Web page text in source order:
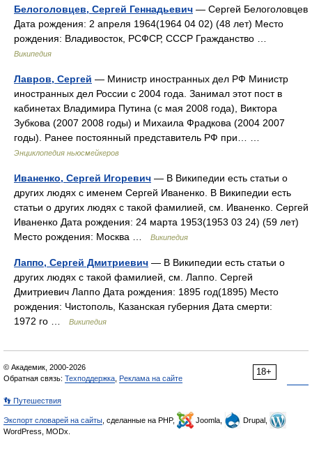
Белоголовцев, Сергей Геннадьевич — Сергей Белоголовцев
Дата рождения: 2 апреля 1964(1964 04 02) (48 лет) Место
рождения: Владивосток, РСФСР, СССР Гражданство …
Википедия
Лавров, Сергей — Министр иностранных дел РФ Министр
иностранных дел России с 2004 года. Занимал этот пост в
кабинетах Владимира Путина (с мая 2008 года), Виктора
Зубкова (2007 2008 годы) и Михаила Фрадкова (2004 2007
годы). Ранее постоянный представитель РФ при… …
Энциклопедия ньюсмейкеров
Иваненко, Сергей Игоревич — В Википедии есть статьи о
других людях с именем Сергей Иваненко. В Википедии есть
статьи о других людях с такой фамилией, см. Иваненко. Сергей
Иваненко Дата рождения: 24 марта 1953(1953 03 24) (59 лет)
Место рождения: Москва …
Википедия
Лаппо, Сергей Дмитриевич — В Википедии есть статьи о
других людях с такой фамилией, см. Лаппо. Сергей
Дмитриевич Лаппо Дата рождения: 1895 год(1895) Место
рождения: Чистополь, Казанская губерния Дата смерти:
1972 го …
Википедия
18+
© Академик, 2000-2026
Обратная связь: Техподдержка Реклама на сайте
👣 Путешествия
Экспорт словарей на сайты , сделанные на PHP, Joomla,
Drupal,
WordPress, MODx.